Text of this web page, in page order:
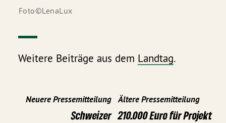
Foto©LenaLux
Weitere Beiträge aus dem Landtag.
Neuere Pressemitteilung
Schweizer
Ältere Pressemitteilung
210.000 Euro für Projekt